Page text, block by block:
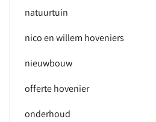
natuurtuin
nico en willem hoveniers
nieuwbouw
offerte hovenier
onderhoud